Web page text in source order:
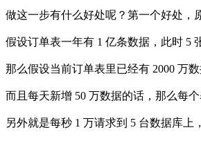
做这一步有什么好处呢？第一个好处，
假设订单表一年有 1 亿条数据，此时 5
那么假设当前订单表里已经有 2000 万
而且每天新增 50 万数据的话，那么每
另外就是每秒 1 万请求到 5 台数据库